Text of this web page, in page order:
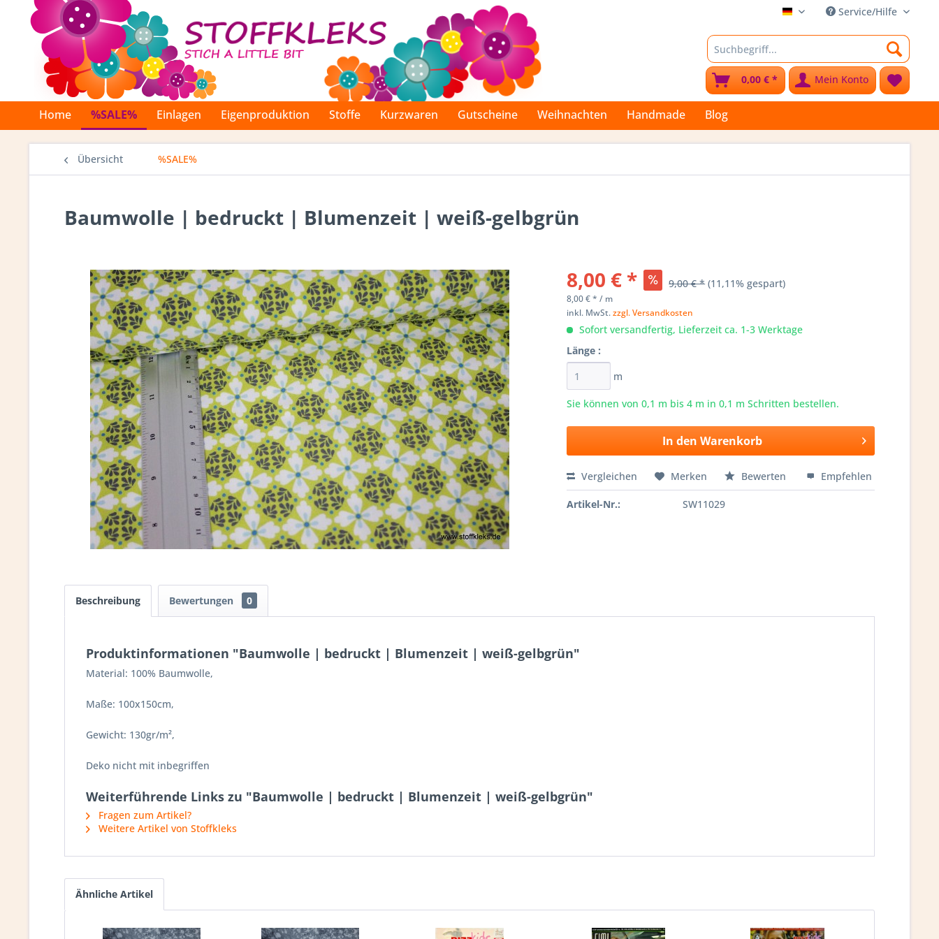
Stoffkleks Service/Hilfe
Mein Konto
0,00 € *
Home %SALE% Einlagen Eigenproduktion Stoffe Kurzwaren Gutscheine Weihnachten Handmade Blog
Übersicht %SALE%
Baumwolle | bedruckt | Blumenzeit | weiß-gelbgrün
8,00 € * 9,00 € * (11,11% gespart)
8,00 € * / m
inkl. MwSt.zzgl. Versandkosten
Sofort versandfertig, Lieferzeit ca. 1-3 Werktage
Länge :
m
Sie können von 0,1 m bis4 m in 0,1 m Schritten bestellen.
In den Warenkorb
Vergleichen Merken Bewerten Empfehlen
Artikel-Nr.: SW11029
Beschreibung Bewertungen 0
Produktinformationen "Baumwolle | bedruckt | Blumenzeit | weiß-gelbgrün"
Material: 100% Baumwolle,
Maße: 100x150cm,
Gewicht: 130gr/m²,
Deko nicht mit inbegriffen
Weiterführende Links zu "Baumwolle | bedruckt | Blumenzeit | weiß-gelbgrün"
Fragen zum Artikel?
Weitere Artikel von Stoffkleks
Ähnliche Artikel